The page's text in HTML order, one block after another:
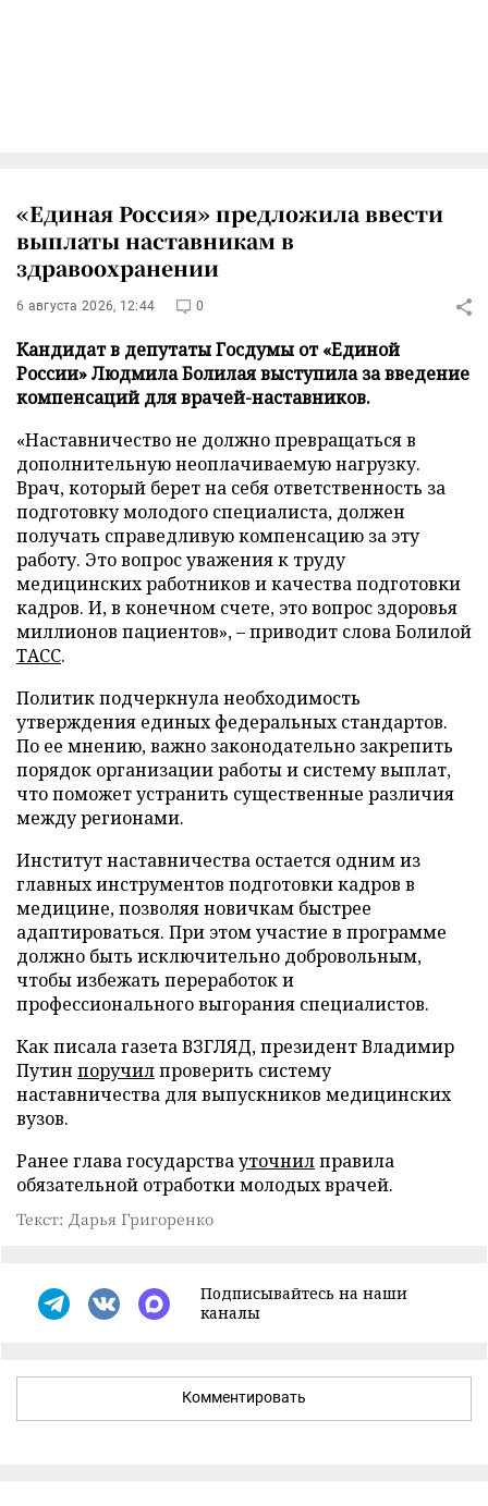
«Единая Россия» предложила ввести
выплаты наставникам в
здравоохранении
6 августа 2026, 12:44 0
Кандидат в депутаты Госдумы от «Единой
России» Людмила Болилая выступила за введение
компенсаций для врачей-наставников.
«Наставничество не должно превращаться в
дополнительную неоплачиваемую нагрузку.
Врач, который берет на себя ответственность за
подготовку молодого специалиста, должен
получать справедливую компенсацию за эту
работу. Это вопрос уважения к труду
медицинских работников и качества подготовки
кадров. И, в конечном счете, это вопрос здоровья
миллионов пациентов», – приводит слова Болилой
ТАСС.
Политик подчеркнула необходимость
утверждения единых федеральных стандартов.
По ее мнению, важно законодательно закрепить
порядок организации работы и систему выплат,
что поможет устранить существенные различия
между регионами.
Институт наставничества остается одним из
главных инструментов подготовки кадров в
медицине, позволяя новичкам быстрее
адаптироваться. При этом участие в программе
должно быть исключительно добровольным,
чтобы избежать переработок и
профессионального выгорания специалистов.
Как писала газета ВЗГЛЯД, президент Владимир
Путин поручилпроверить систему
наставничества для выпускников медицинских
вузов.
Ранее глава государствауточнилправила
обязательной отработки молодых врачей.
Текст: Дарья Григоренко
Подписывайтесь на наши
каналы
Комментировать